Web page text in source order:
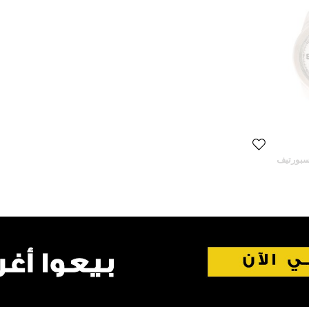
ساعة يد رجالية لانكستر NPU سبورتيف